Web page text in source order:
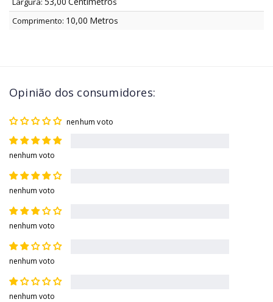
Comprimento: 10,00 Metros
Opinião dos consumidores:
nenhum voto
nenhum voto
nenhum voto
nenhum voto
nenhum voto
nenhum voto